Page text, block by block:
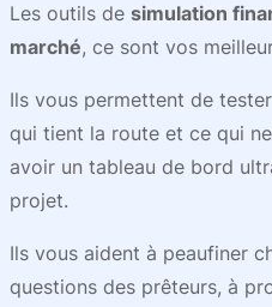
Les outils de simulation
marché, ce sont vos
Ils vous permettent de
qui tient la route et ce qui
avoir un tableau de bord
projet.
Ils vous aident à peaufiner
questions des prêteurs, à